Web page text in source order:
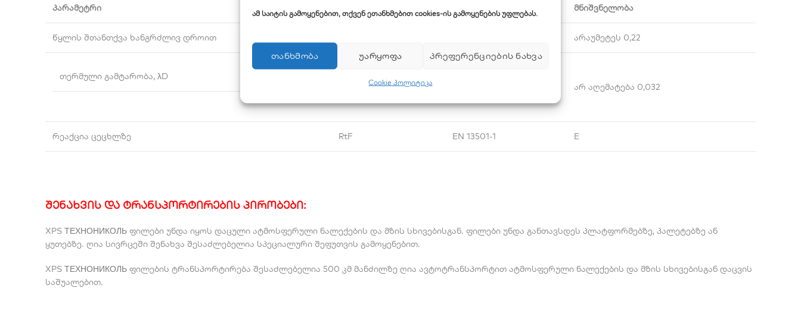
ამ საიტის გამოყენებით, თქვენ ეთანხმებით cookies-ის გამოყენების უფლებას.
ᲗᲐᲜᲮᲛᲝᲑᲐ ᲣᲐᲠᲧᲝᲤᲐ ᲞᲠᲔᲤᲔᲠᲔᲜᲪᲘᲔᲑᲘᲡ ᲜᲐᲮᲕᲐ
Cookie პოლიტიკა
პარამეტრი უნიტი სტანდარტი მნიშვნელობა
წყლის შთანთქვა ხანგრძლივ დროით არაუმეტეს 0,22
თერმული გამტარობა, λD
ვტ/მ·°K
არ აღემატება 0,032
რეაქცია ცეცხლზე RtF EN 13501-1 E
შენახვის და ტრანსპორტირების პირობები:
XPS ТЕХНОНИКОЛЬ ფილები უნდა იყოს დაცული ატმოსფერული ნალექების და მზის სხივებისგან. ფილები უნდა განთავსდეს პლატფორმებზე, პალეტებზე ან
ყუთებზე. ღია სივრცეში შენახვა შესაძლებელია სპეციალური შეფუთვის გამოყენებით.
XPS ТЕХНОНИКОЛЬ ფილების ტრანსპორტირება შესაძლებელია 500 კმ მანძილზე ღია ავტოტრანსპორტით ატმოსფერული ნალექების და მზის სხივებისგან დაცვის
საშუალებით.